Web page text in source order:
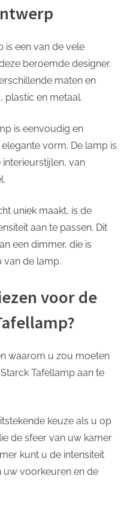
is een van de vele
beroemde designer.
maten en
plastic en metaal.
is eenvoudig en
vorm. De lamp is
van
uniek maakt, is de
aan te passen. Dit
een dimmer, die is
van de lamp.
voor de
waarom u zou moeten
Tafellamp aan te
keuze als u op
de sfeer van uw kamer
kunt u de intensiteit
uw voorkeuren en de